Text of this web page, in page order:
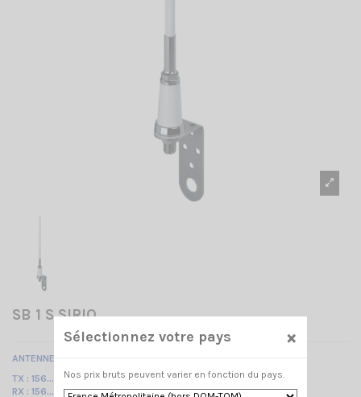
SB 1 S SIRIO
ANTENNE VHF MOBILE MARINE /
TX : 156...157.425 MHz
RX : 156...162 MHz /
Sélectionnez votre pays ×
Nos prix bruts peuvent varier en fonction du pays.